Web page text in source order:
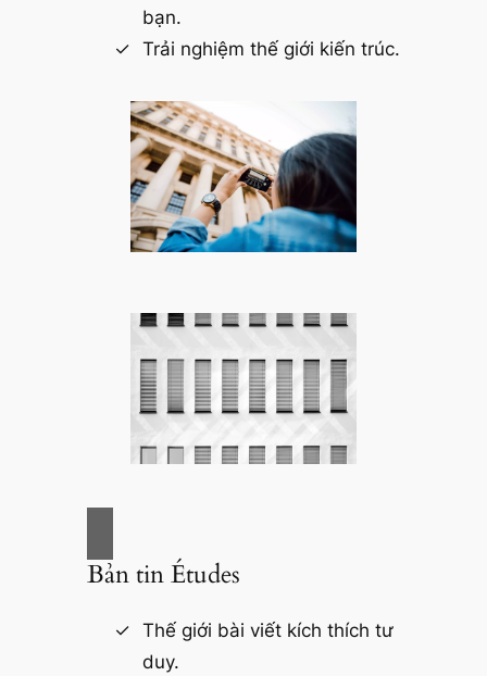
bạn.
Trải nghiệm thế giới kiến trúc.
Bản tin Études
Thế giới bài viết kích thích tư
duy.